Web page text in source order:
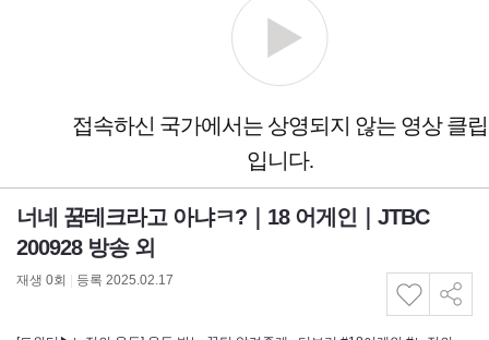
너네 꿈테크라고 아냐ㅋ?｜18 어게인｜JTBC
200928 방송 외
재생 0회 등록 2025.02.17